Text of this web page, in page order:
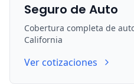
Seguro de Auto
Cobertura completa de
California
Ver cotizaciones